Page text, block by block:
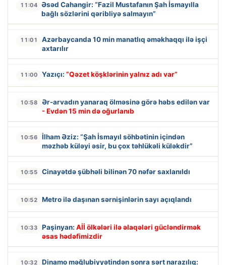
11:04
Əsəd Cahangir: “Fazil Mustafanın Şah İsmayılla
bağlı sözlərini qəribliyə salmayın”
11:01
Azərbaycanda 10 min manatlıq əməkhaqqı ilə işçi
axtarılır
11:00 Yazıçı: “Qəzet köşklərinin yalnız adı var”
10:58
Ər-arvadın yanaraq ölməsinə görə həbs edilən var
- Evdən 15 min də oğurlanıb
10:56
İlham Əziz: “Şah İsmayıl söhbətinin içindən
məzhəb küləyi əsir, bu çox təhlükəli küləkdir”
10:55 Cinayətdə şübhəli bilinən 70 nəfər saxlanıldı
10:52 Metro ilə daşınan sərnişinlərin sayı açıqlandı
10:33 Paşinyan: Aİİ ölkələri ilə əlaqələri gücləndirmək
əsas hədəfimizdir
10:32 Dinamo məğlubiyyətindən sonra sərt narazılıq: